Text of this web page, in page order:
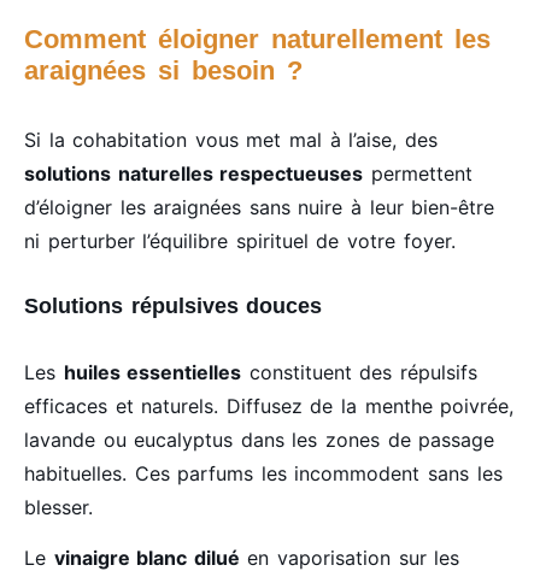
Comment éloigner naturellement les
araignées si besoin ?
Si la cohabitation vous met mal à l’aise, des
solutions naturelles respectueuses permettent
d’éloigner les araignées sans nuire à leur bien-être
ni perturber l’équilibre spirituel de votre foyer.
Solutions répulsives douces
Les huiles essentielles constituent des répulsifs
efficaces et naturels. Diffusez de la menthe poivrée,
lavande ou eucalyptus dans les zones de passage
habituelles. Ces parfums les incommodent sans les
blesser.
Le vinaigre blanc dilué en vaporisation sur les